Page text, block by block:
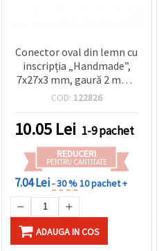
Conector oval din lemn cu
inscripția „Handmade”,
7x27x3 mm, gaură 2 mm -
10 bucăți
COD: 122826
10.05 Lei 1-9 pachet
REDUCERI
PENTRU CANTITATE
7.04 Lei- 30 %10 pachet +
ADAUGA IN COS